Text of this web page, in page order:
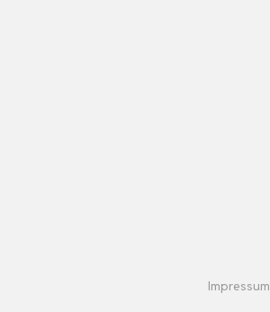
Impressum